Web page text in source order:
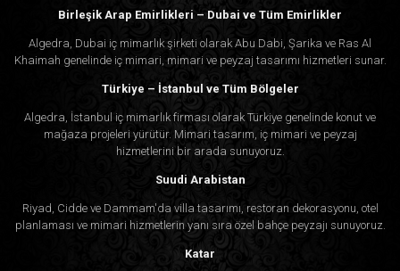
Birleşik Arap Emirlikleri – Dubai ve Tüm Emirlikler
Algedra, Dubai iç mimarlık şirketi olarak Abu Dabi, Şarika ve Ras Al
Khaimah genelinde iç mimari, mimari ve peyzaj tasarımı hizmetleri sunar.
Türkiye – İstanbul ve Tüm Bölgeler
Algedra, İstanbul iç mimarlık firması olarak Türkiye genelinde konut ve
mağaza projeleri yürütür. Mimari tasarım, iç mimari ve peyzaj
hizmetlerini bir arada sunuyoruz.
Suudi Arabistan
Riyad, Cidde ve Dammam'da villa tasarımı, restoran dekorasyonu, otel
planlaması ve mimari hizmetlerin yanı sıra özel bahçe peyzajı sunuyoruz.
Katar